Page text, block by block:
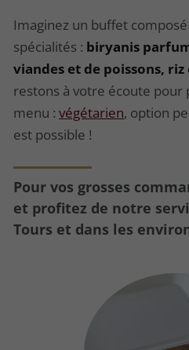
Imaginez un buffet
spécialités : biryanis
viandes et de poissons,
restons à votre écoute pour
menu :végétarien, option
est possible !
Pour vos grosses
et profitez de notre
Tours et dans les